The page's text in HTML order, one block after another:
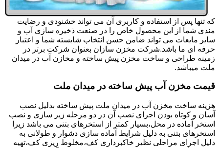
که تنها پس از استفاده و کاربری آن می تواند خشنودی و رضایت
مندی شما از این محصول خاص را در صنعت ذخیره سازی آب و
سایر مایعات می تواند ضامن حسن انتخاب شایسته شما و اعتبار
حرفه ای ما باشد.شرکت مخزن سازان بعنوان شرکت برتر در
زمینه طراحی و ساخت مخزن پیش ساخته و مخازن آب در میدان
ملت میباشد.
قیمت مخزن آب پیش ساخته در میدان ملت
هزینه ساخت مخزن آب در میدان ملت پیش ساخته بدلیل نصب
آسان و کوتاه بودن اجرای نصب آن در دو مرحله زیر سازی و نصب
استخر آماده در محل،بسیار کمتر از استخرهای بتنی می باشد زیرا
استخرهای بتنی به دلیل شرایط آماده سازی دشوار و طولانی به
دلیل اجرای مراحلی نظیر خاکبرداری کف،مخلوط ریزی کف،تهیه